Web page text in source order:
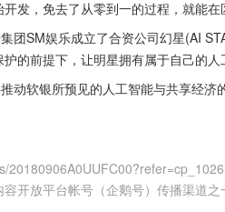
发，免去了从零到一的过程，就能在
团SM娱乐成立了合资公司幻星(AI
的前提下，让明星拥有属于自己的人
动软银所预见的人工智能与共享经济
20180906A0UUFC00?refer=cp_1026
开放平台帐号（企鹅号）传播渠道之